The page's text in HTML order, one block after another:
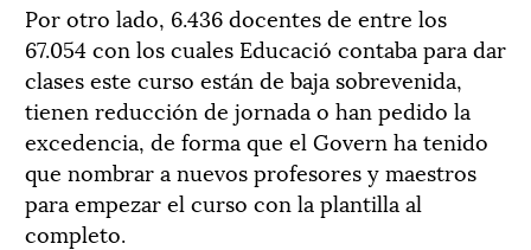
Por otro lado, 6.436 docentes de entre los
67.054 con los cuales Educació contaba para dar
clases este curso están de baja sobrevenida,
tienen reducción de jornada o han pedido la
excedencia, de forma que el Govern ha tenido
que nombrar a nuevos profesores y maestros
para empezar el curso con la plantilla al
completo.